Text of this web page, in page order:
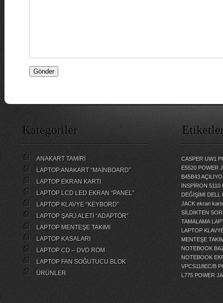
Kategoriler
ANAKART TAMİRİ
LAPTOP ANAKART “MAİNBOARD”
LAPTOP EKRAN KARTI
LAPTOP LCD LED EKRAN “PANEL”
LAPTOP KLAVYE “KEYBORD”
LAPTOP ŞARJ ALETİ “ADAPTÖR”
LAPTOP MENTEŞE TAKIMI
LAPTOP KASALARI
LAPTOP CD – DVD ROM
LAPTOP FAN SOĞUTUCU BLOK
ÜRÜNLER
CASPER UW1
E5520 POWER
B45B43
İNSPİRON
DEĞİŞİMİ
DELL
JACK ekran
SİLDİKTEN
TAMALAMA
LAPTOP
MENTEŞE
NOTEBOOK
NOTEBOOK
VPCS118EC/B
L775 POWER